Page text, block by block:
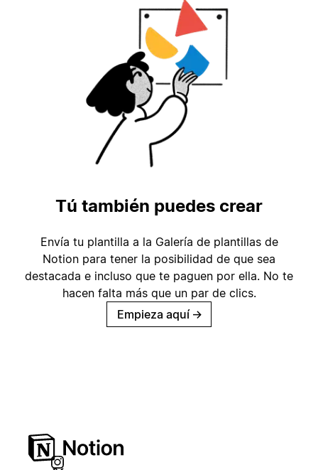
Tú también puedes crear
Envía tu plantilla a la Galería de plantillas de
Notion para tener la posibilidad de que sea
destacada e incluso que te paguen por ella. No te
hacen falta más que un par de clics.
Empieza aquí →